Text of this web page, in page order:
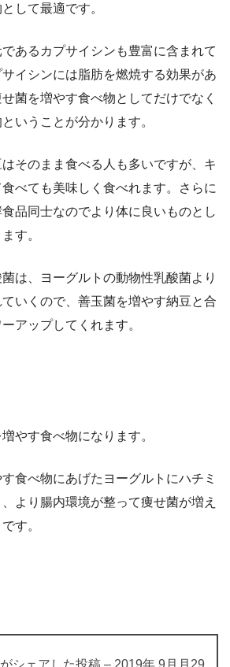
して最適です。
あるカプサイシンも豊富に含まれて
イシンには脂肪を燃焼する効果があ
菌を増やす食べ物としてだけでなく
いうことが分かります。
そのまま食べる人も多いですが、キ
べても美味しく食べれます。さらに
品同士なのでより体に良いものとし
す。
は、ヨーグルトの動物性乳酸菌より
いくので、善玉菌を増やす納豆と合
アップしてくれます。
やす食べ物になります。
食べ物にあげたヨーグルトにハチミ
より腸内環境が整って痩せ菌が増え
す。